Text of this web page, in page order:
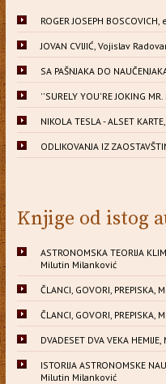
ROGER JOSEPH
JOVAN CVIJIĆ, Vojislav
SA PAŠNJAKA DO
''SURELY YOU'RE JOKING
NIKOLA TESLA - ALSET
ODLIKOVANJA IZ
Knjige od istog
ASTRONOMSKA TEORIJA
Milutin Milanković
ČLANCI, GOVORI,
ČLANCI, GOVORI,
DVADESET DVA VEKA
ISTORIJA ASTRONOMSKE
Milutin Milanković